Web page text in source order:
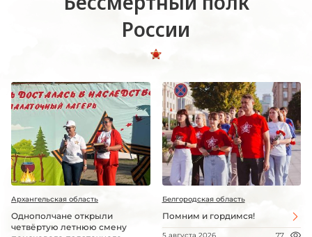
России
Архангельская область
Однополчане открыли
четвёртую летнюю смену
Белгородская область
Помним и гордимся!